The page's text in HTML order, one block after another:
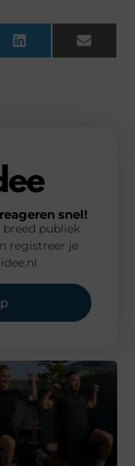
LinkedInEmail
snel!
publiek
registreer je